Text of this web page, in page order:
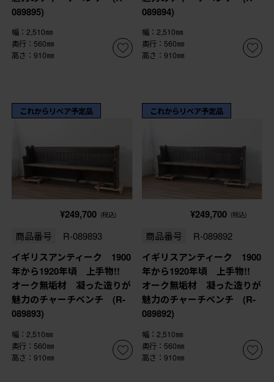
089895)
幅：2,510㎜
奥行：560㎜
高さ：910㎜
089894)
幅：2,510㎜
奥行：560㎜
高さ：910㎜
これからリペア予定品
¥249,700 (税込)
商品番号 R-089893
イギリスアンティーク 1900
年から1920年頃 上手物!!
オーク無垢材 凝った造りが
魅力のチャーチベンチ (R-
089893)
幅：2,510㎜
奥行：560㎜
高さ：910㎜
これからリペア予定品
¥249,700 (税込)
商品番号 R-089892
イギリスアンティーク 1900
年から1920年頃 上手物!!
オーク無垢材 凝った造りが
魅力のチャーチベンチ (R-
089892)
幅：2,510㎜
奥行：560㎜
高さ：910㎜